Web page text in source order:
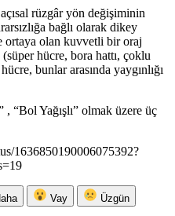
rüzgâr yön değişiminin
bağlı olarak dikey
ortaya olan kuvvetli bir oraj
hücre, bora hattı, çoklu
bunlar arasında yaygınlığı
, “Bol Yağışlı” olmak üzere üç
1636850190006075392?
Vay Üzgün